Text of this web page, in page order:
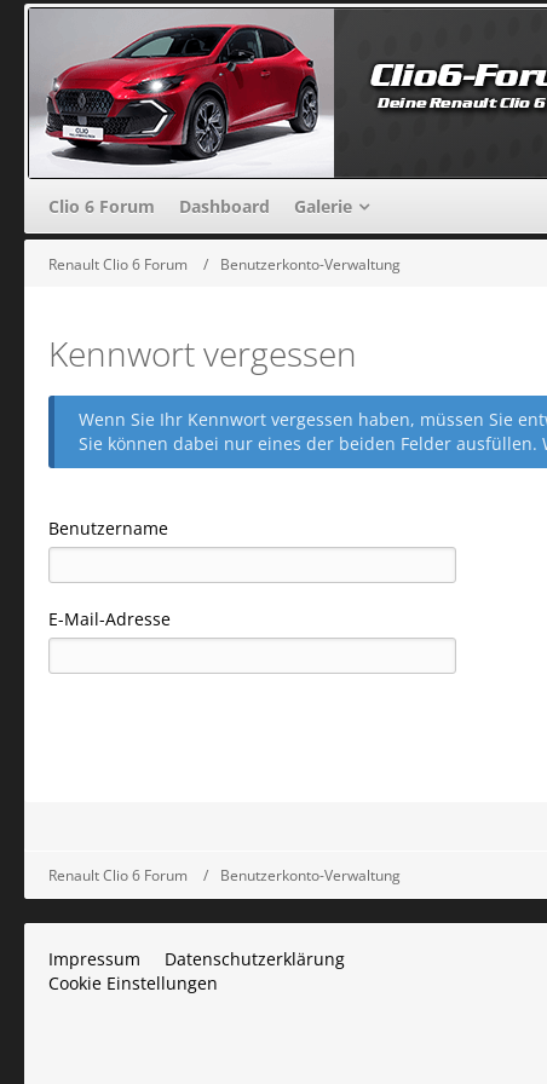
Clio 6 Forum Dashboard Galerie
Renault Clio 6 Forum Benutzerkonto-Verwaltung
Kennwort vergessen
Wenn Sie Ihr Kennwort vergessen haben, müssen Sie
Sie können dabei nur eines der beiden Felder
Benutzername
E-Mail-Adresse
Renault Clio 6 Forum Benutzerkonto-Verwaltung
Impressum
Datenschutzerklärung
Cookie Einstellungen